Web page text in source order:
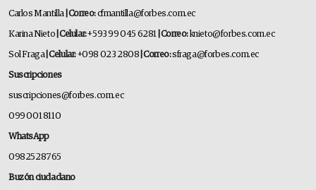
Carlos Mantilla | Correo:cfmantilla@forbes.com.ec
Karina Nieto | Celular:+593 99 045 6281 | Correo:knieto@forbes.com.ec
Sol Fraga| Celular:+098 023 2808 | Correo:sfraga@forbes.com.ec
Suscripciones
suscripciones@forbes.com.ec
099 001 8110
WhatsApp
0982528765
Buzón ciudadano